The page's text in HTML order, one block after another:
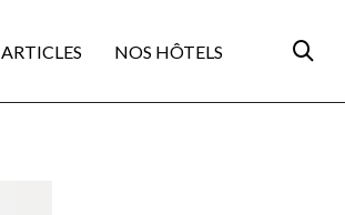
ARTICLES NOS HÔTELS